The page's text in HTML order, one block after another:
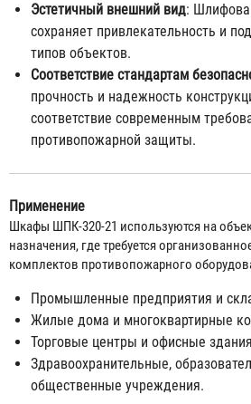
Эстетичный внешний вид:
сохраняет привлекательность и
типов объектов.
Соответствие стандартам
прочность и надежность
соответствие современным
противопожарной защиты.
Применение
Шкафы ШПК-320-21 используются на
назначения, где требуется
комплектов противопожарного
Промышленные предприятия и
Жилые дома и многоквартирные
Торговые центры и офисные
Здравоохранительные,
общественные учреждения.